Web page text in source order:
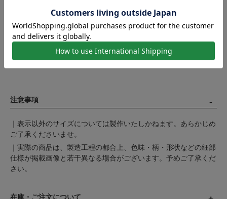
注意事項
｜表示以外のサイズについては製作いたしかねます。あらかじめ
ご了承くださいませ。
｜実際の商品は、製造工程の都合上、色味・柄・形状などの細部
仕様が掲載画像と若干異なる場合がございます。予めご了承くだ
さい。
在庫・ご注文について